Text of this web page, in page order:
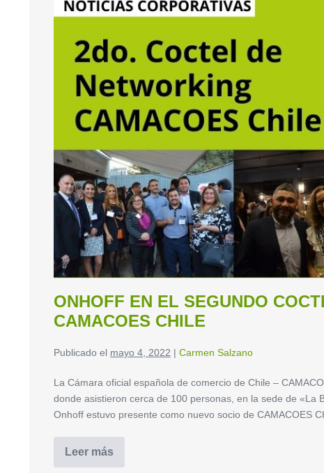
ONHOFF EN EL SEGUNDO
CAMACOES CHILE
Publicado el mayo 4, 2022 | Carmen Salzano
La Cámara oficial española de comercio de Chile –
donde asistieron cerca de 100 personas, en la sede de «La
Onhoff estuvo presente como nuevo socio de CAMACOES
Leer más